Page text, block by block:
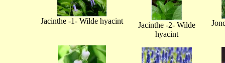
Jacinthe -1- Wilde hyacint
Jacinthe -2- Wilde
hyacint